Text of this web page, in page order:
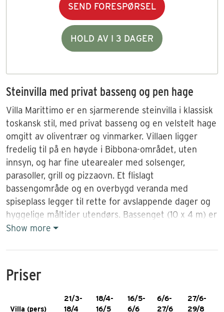
SEND FORESPØRSEL
HOLD AV I 3 DAGER
Steinvilla med privat basseng og pen hage
Villa Marittimo er en sjarmerende steinvilla i klassisk
toskansk stil, med privat basseng og en velstelt hage
omgitt av oliventrær og vinmarker. Villaen ligger
fredelig til på en høyde i Bibbona-området, uten
innsyn, og har fine utearealer med solsenger,
parasoller, grill og pizzaovn. Et flislagt
bassengområde og en overbygd veranda med
spiseplass legger til rette for avslappende dager og
hyggelige måltider utendørs. Bassenget (10 x 4 m) er
åpent fra mai til september og kan varmes opp i
alle rom.
Beliggenhet
Beliggenheten gjør Villa Marittimo til et flott
utgangspunkt for å oppleve både Toscana og kysten.
Show more
Priser
Villa (pers)
21/3-
18/4
18/4-
16/5
16/5-
6/6
6/6-
27/6
27/6-
29/8